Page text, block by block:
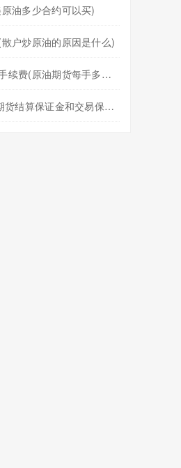
油多少合约可以买)
户炒原油的原因是什么)
原油期货每手多少手续费(原油期货每手多少手续费啊)
期货 结算保证金(期货结算保证金和交易保证金)